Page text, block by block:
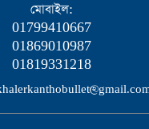
মোবাইল:
01799410667
01869010987
01819331218